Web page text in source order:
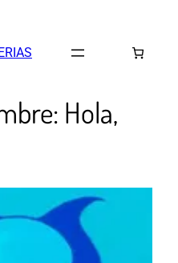
Hola,